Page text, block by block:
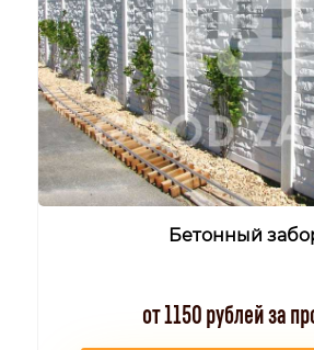
Бетонный
от 1150 рублей за